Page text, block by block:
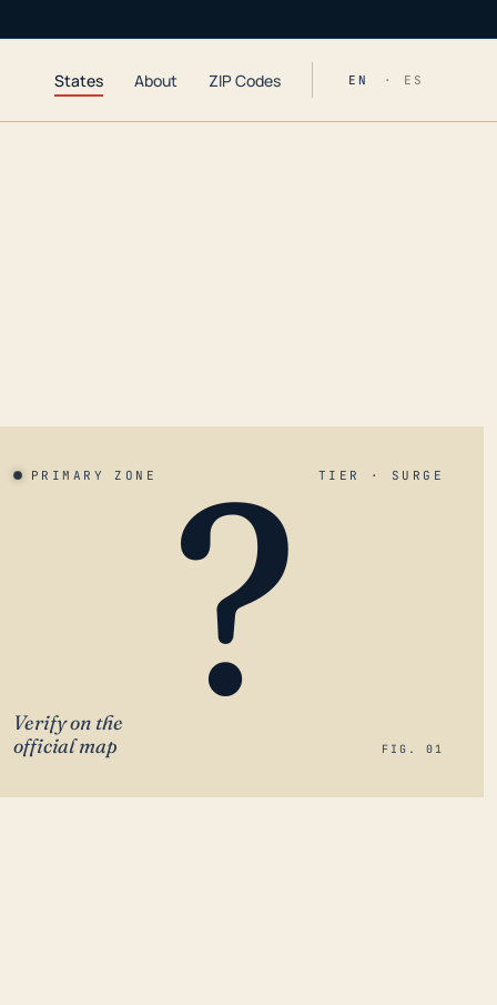
States About ZIP Codes EN · ES
PRIMARY ZONE TIER · SURGE
?
Verify on the
official map
FIG. 01